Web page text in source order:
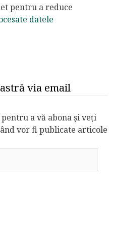
pentru a reduce
datele
via email
a vă abona și veți
vor fi publicate articole